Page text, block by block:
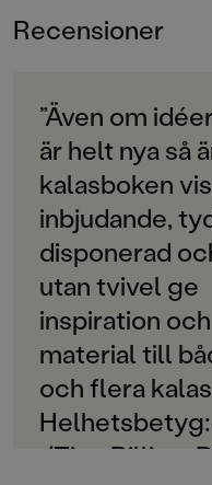
3-6
Svenska
SPRÅK
Svenska
SERIE
Alfonsprodukter
PUBLICERINGSDATUM
2017-06-01
Produktion
Arctic Matt
Recensioner
”Även om
är helt nya så
kalasboken
inbjudande,
disponerad
utan tvivel ge
inspiration och
material till
och flera
Helhetsbetyg:
/Tine Billing,